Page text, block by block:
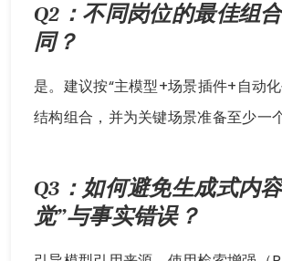
Q2：不同岗位的最佳组
同？
是。建议按“主模型+场景插件+自动
结构组合，并为关键场景准备至少一
Q3：如何避免生成式内
觉”与事实错误？